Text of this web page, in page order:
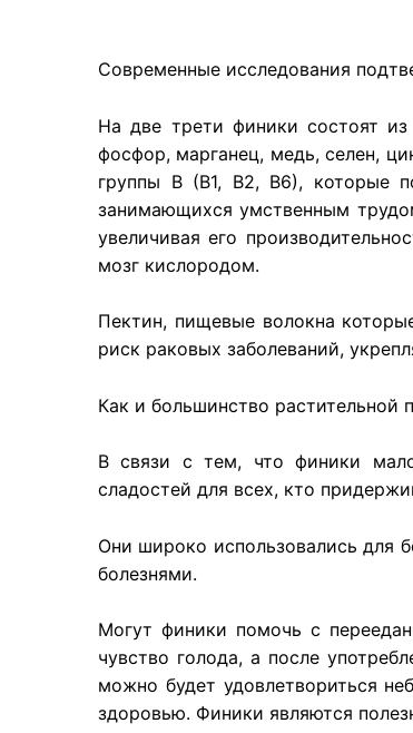
Современные исследования
На две трети финики состоят
фосфор, марганец, медь, селен,
группы В (В1, В2, В6), которые
занимающихся умственным
увеличивая его
мозг кислородом.
Пектин, пищевые волокна
риск раковых заболеваний,
Как и большинство растительной
В связи с тем, что финики
сладостей для всех, кто
Они широко использовались для
болезнями.
Могут финики помочь с
чувство голода, а после
можно будет удовлетвориться
здоровью. Финики являются